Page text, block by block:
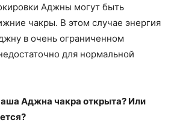
Аджны могут быть
чакры. В этом случае энергия
в очень ограниченном
для нормальной
Аджна чакра открыта? Или